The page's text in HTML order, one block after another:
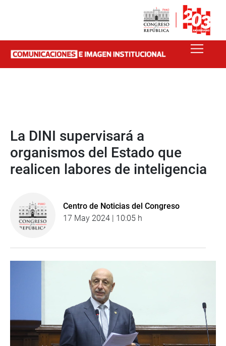
La DINI supervisará a
organismos del Estado que
realicen labores de inteligencia
Centro de Noticias del Congreso
17 May 2024 | 10:05 h